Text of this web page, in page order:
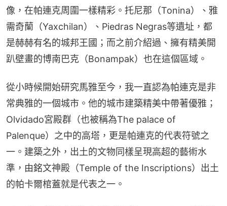
像，在帕連克周圍一樣精彩。托尼那（Tonina）、雅
需奇蘭（Yaxchilan）、Piedras Negras等遺址，都
是赫赫有名的城邦王國；而之前介紹過、擁有精美開
趴壁畫的博南巴克（Bonampak）也在這個區域。
從小時候開始研究馬雅至今，我一直認為帕連克是非
常典雅的一個城市。他的城市建築精美中帶著優雅；
Olvidado宮殿群（也被稱為The palace of
Palenque）之中的高塔，更是帕連克的代表符號之
一。建築之外，出土的文物同樣呈現高超的藝術水
準，由銘文神殿（Temple of the Inscriptions）出土
的帕卡爾棺蓋就是代表之一。